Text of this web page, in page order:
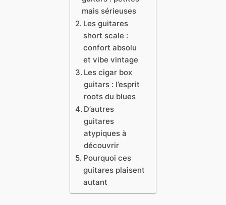
mais sérieuses
Les guitares
short scale :
confort absolu
et vibe vintage
Les cigar box
guitars : l’esprit
roots du blues
D’autres
guitares
atypiques à
découvrir
Pourquoi ces
guitares plaisent
autant